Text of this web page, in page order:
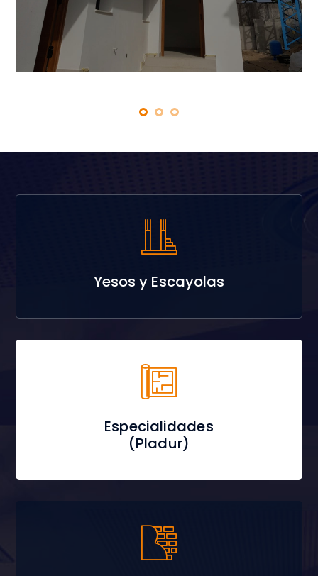
Yesos y Escayolas
Especialidades
(Pladur)